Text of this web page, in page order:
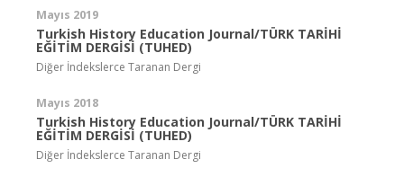
Mayıs 2019
Turkish History Education Journal/TÜRK TARİHİ
EĞİTİM DERGİSİ (TUHED)
Diğer İndekslerce Taranan Dergi
Mayıs 2018
Turkish History Education Journal/TÜRK TARİHİ
EĞİTİM DERGİSİ (TUHED)
Diğer İndekslerce Taranan Dergi